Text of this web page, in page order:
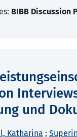
BIBB Discussion
und
Katharina ;